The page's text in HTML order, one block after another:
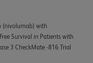
(nivolumab) with
Survival in Patients with
3 CheckMate -816 Trial